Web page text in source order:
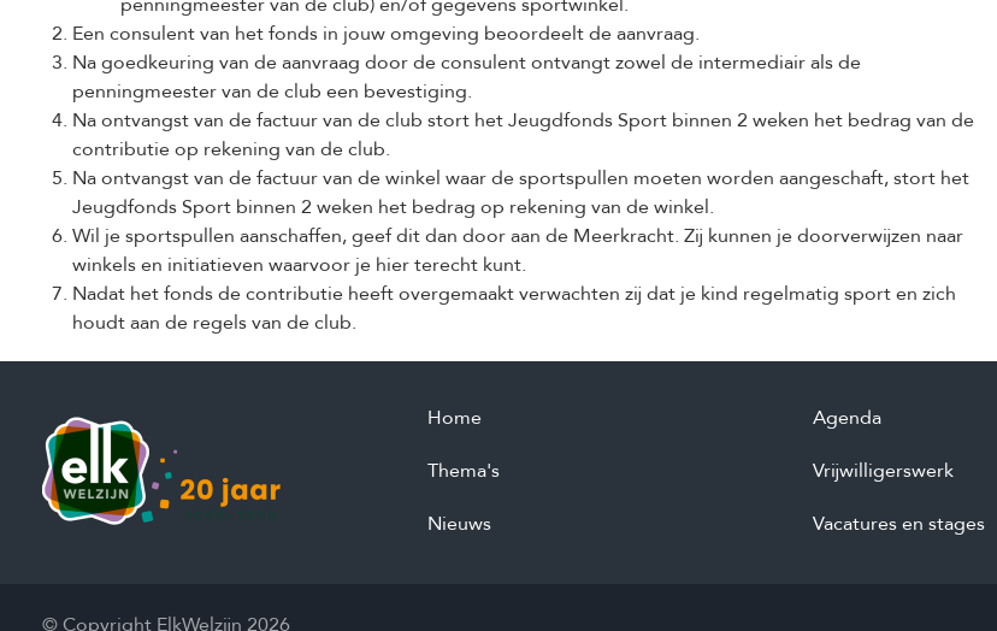
Een consulent van het fonds in jouw omgeving beoordeelt de aanvraag.
Na goedkeuring van de aanvraag door de consulent ontvangt zowel de intermediair als de
penningmeester van de club een bevestiging.
Na ontvangst van de factuur van de club stort het Jeugdfonds Sport binnen 2 weken het bedrag van de
contributie op rekening van de club.
Na ontvangst van de factuur van de winkel waar de sportspullen moeten worden aangeschaft, stort het
Jeugdfonds Sport binnen 2 weken het bedrag op rekening van de winkel.
Wil je sportspullen aanschaffen, geef dit dan door aan de Meerkracht. Zij kunnen je doorverwijzen naar
winkels en initiatieven waarvoor je hier terecht kunt.
Nadat het fonds de contributie heeft overgemaakt verwachten zij dat je kind regelmatig sport en zich
houdt aan de regels van de club.
Home
Thema's
Nieuws
Agenda
Vrijwilligerswerk
Vacatures en stages
© Copyright ElkWelzijn 2026